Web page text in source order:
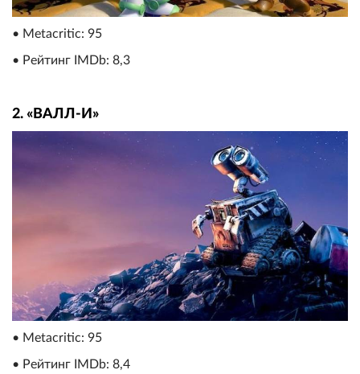
• Metacritic: 95
• Рейтинг IMDb: 8,3
2. «ВАЛЛ-И»
• Metacritic: 95
• Рейтинг IMDb: 8,4